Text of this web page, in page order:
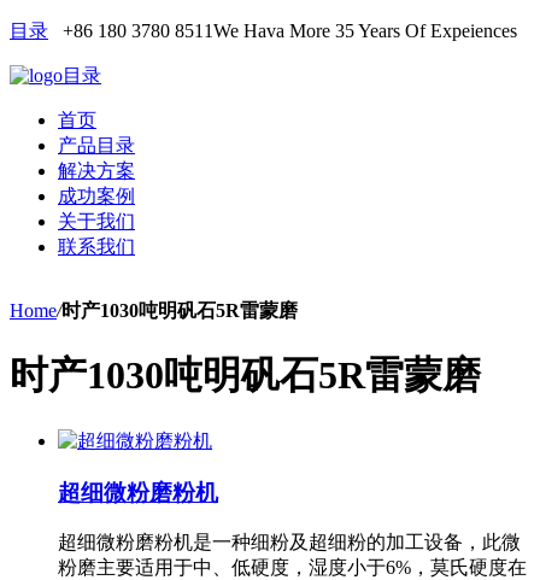
目录 +86 180 3780 8511We Hava More 35 Years Of Expeiences
目录
首页
产品目录
解决方案
成功案例
关于我们
联系我们
Home/时产1030吨明矾石5R雷蒙磨
时产1030吨明矾石5R雷蒙磨
超细微粉磨粉机
超细微粉磨粉机是一种细粉及超细粉的加工设备，此微
粉磨主要适用于中、低硬度，湿度小于6%，莫氏硬度在